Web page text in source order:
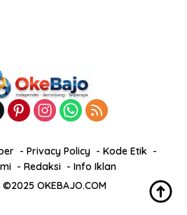
Privacy Policy
Kode Etik
Redaksi
Info Iklan
OKEBAJO.COM